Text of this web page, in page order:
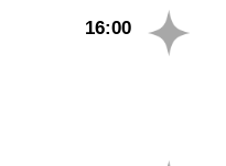
16:00